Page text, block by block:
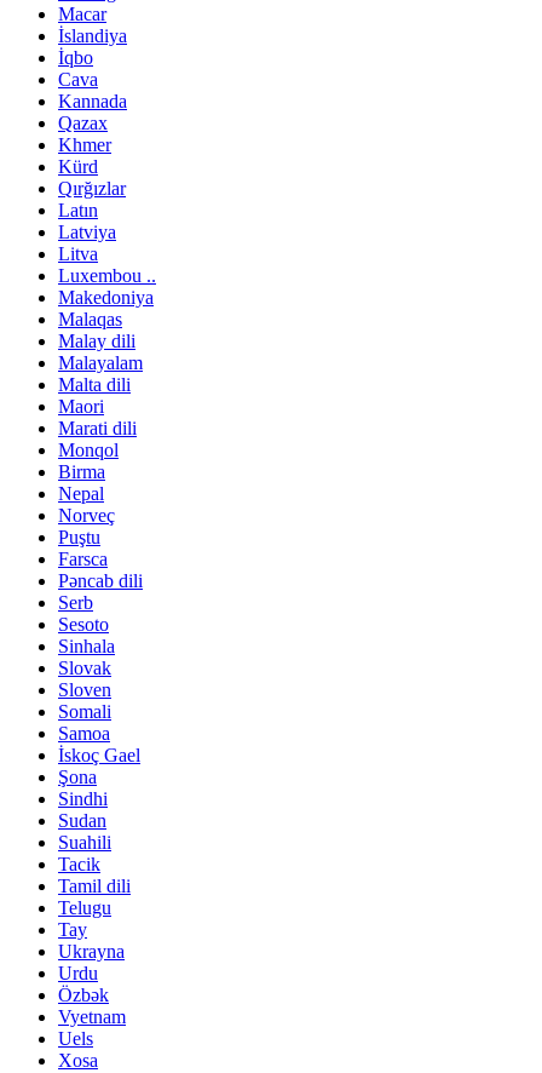
Macar
İslandiya
İqbo
Cava
Kannada
Qazax
Khmer
Kürd
Qırğızlar
Latın
Latviya
Litva
Luxembou ..
Makedoniya
Malaqas
Malay dili
Malayalam
Malta dili
Maori
Marati dili
Monqol
Birma
Nepal
Norveç
Puştu
Farsca
Pəncab dili
Serb
Sesoto
Sinhala
Slovak
Sloven
Somali
Samoa
İskoç Gael
Şona
Sindhi
Sudan
Suahili
Tacik
Tamil dili
Telugu
Tay
Ukrayna
Urdu
Özbək
Vyetnam
Uels
Xosa